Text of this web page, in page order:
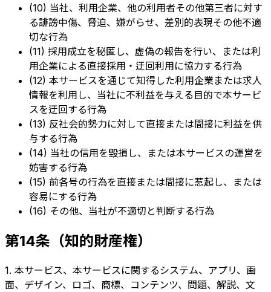
(10) 当社、利用企業、他の利用者その他第三者に対す
る誹謗中傷、脅迫、嫌がらせ、差別的表現その他不適
切な行為
(11) 採用成立を秘匿し、虚偽の報告を行い、または利
用企業による直接採用・迂回利用に協力する行為
(12) 本サービスを通じて知得した利用企業または求人
情報を利用し、当社に不利益を与える目的で本サービ
スを迂回する行為
(13) 反社会的勢力に対して直接または間接に利益を供
与する行為
(14) 当社の信用を毀損し、または本サービスの運営を
妨害する行為
(15) 前各号の行為を直接または間接に惹起し、または
容易にする行為
(16) その他、当社が不適切と判断する行為
第14条（知的財産権）
1. 本サービス、本サービスに関するシステム、アプリ、画
面、デザイン、ロゴ、商標、コンテンツ、問題、解説、文